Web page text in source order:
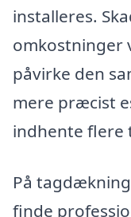
installeres.
omkostninger
påvirke den
mere præcist
indhente flere
På
finde